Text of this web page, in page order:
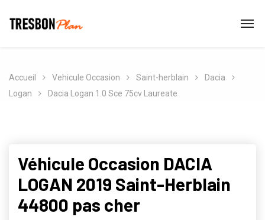
Accueil Vehicule Occasion Saint-herblain
Dacia
Logan
Dacia Logan 1.0 Sce 75cv Laureate
Véhicule Occasion DACIA
LOGAN 2019 Saint-Herblain
44800 pas cher